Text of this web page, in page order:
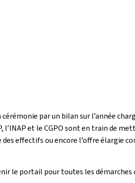
par un bilan sur l’année
et le CGPO sont en train de
effectifs ou encore l’offre élargie
le portail pour toutes les démarches